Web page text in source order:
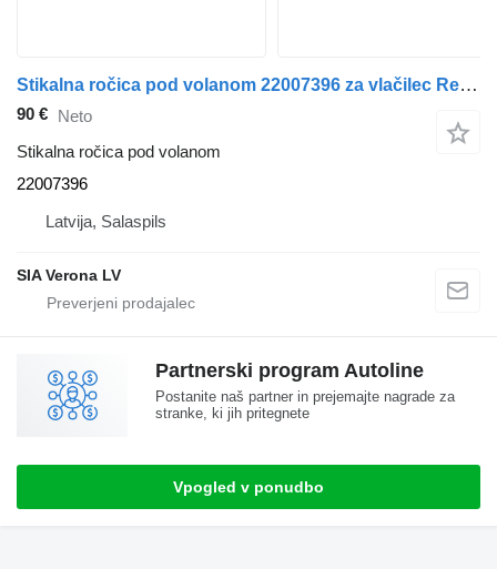
Stikalna ročica pod volanom 22007396 za vlačilec Renault T
90 € Neto
Stikalna ročica pod volanom
22007396
Latvija, Salaspils
SIA Verona LV
Partnerski program Autoline
Postanite naš partner in prejemajte nagrade za
stranke, ki jih pritegnete
Vpogled v ponudbo